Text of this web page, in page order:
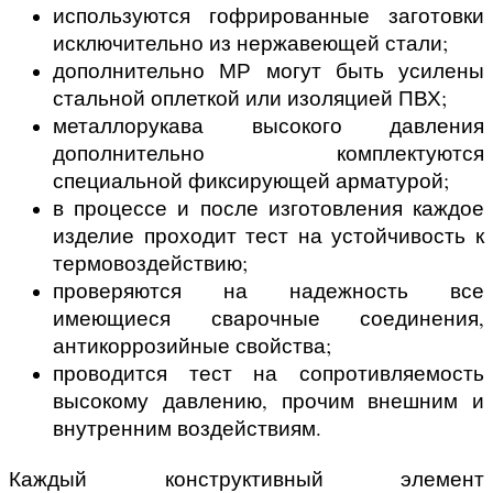
используются гофрированные заготовки
исключительно из нержавеющей стали;
дополнительно МР могут быть усилены
стальной оплеткой или изоляцией ПВХ;
металлорукава высокого давления
дополнительно комплектуются
специальной фиксирующей арматурой;
в процессе и после изготовления каждое
изделие проходит тест на устойчивость к
термовоздействию;
проверяются на надежность все
имеющиеся сварочные соединения,
антикоррозийные свойства;
проводится тест на сопротивляемость
высокому давлению, прочим внешним и
внутренним воздействиям.
Каждый конструктивный элемент